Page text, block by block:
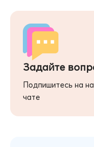
Задайте
Подпишитесь на
чате